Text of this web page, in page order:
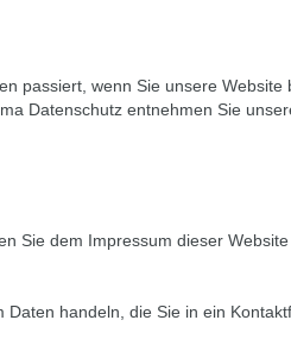
passiert, wenn Sie unsere
Datenschutz entnehmen Sie
Sie dem Impressum dieser
handeln, die Sie in ein